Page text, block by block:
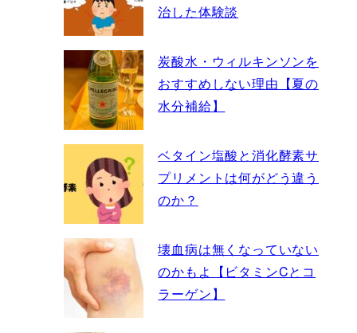
治した体験談
炭酸水・ウィルキンソンを
おすすめしない理由【夏の
水分補給】
ベタイン塩酸と消化酵素サ
プリメントは何がどう違う
のか？
壊血病は無くなっていない
のかもよ【ビタミンCとコ
ラーゲン】